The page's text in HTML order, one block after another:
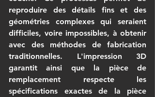
reproduire des détails fins et des
géométries complexes qui seraient
difficiles, voire impossibles, à obtenir
avec des méthodes de fabrication
traditionnelles. L'impression 3D
garantit ainsi que la pièce de
remplacement respecte les
spécifications exactes de la pièce